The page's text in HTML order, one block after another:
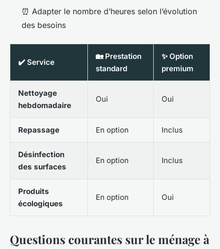
⏰ Adapter le nombre d’heures selon l’évolution
des besoins
✔️ Service
🏡 Prestation
standard
✨ Option
premium
Nettoyage
hebdomadaire
Oui Oui
Repassage En option Inclus
Désinfection
des surfaces
En option Inclus
Produits
écologiques
En option Oui
Questions courantes sur le ménage à